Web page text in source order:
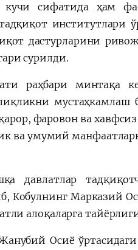
кучи сифатида ҳам
институтлари
дастурларини
сурилди.
раҳбари минтақа
мустаҳкамлаш
фаровон ва
ва умумий
давлатлар
Кобулнинг Марказий
алоқаларга
Осиё